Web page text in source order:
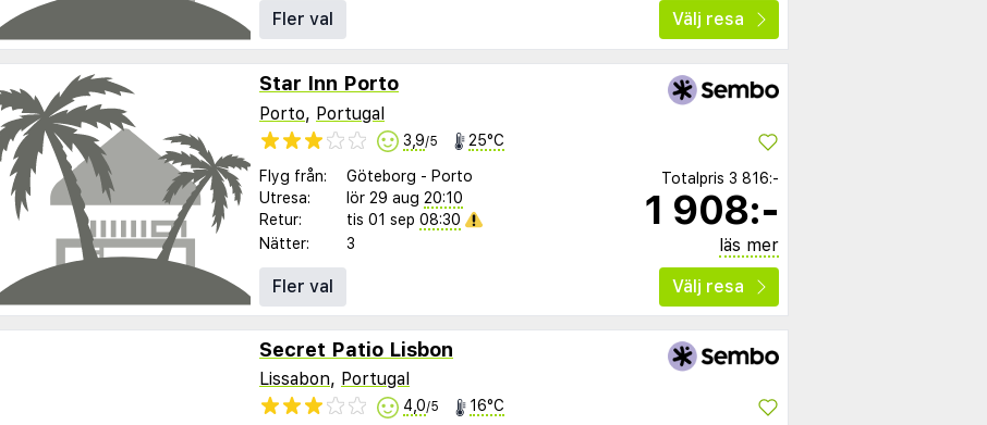
Fler val
Välj resa
Star Inn Porto
Porto, Portugal
3,9/5 25°C
Flyg från: Göteborg - Porto
Utresa:
lör 29 aug 20:10
Retur:
tis 01 sep 08:30
Nätter:
3
Totalpris 3 816:-
1 908:-
läs mer
Fler val
Välj resa
Secret Patio Lisbon
Lissabon, Portugal
4,0/5 16°C